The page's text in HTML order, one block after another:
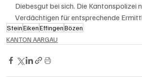
Diebesgut bei sich. Die Kantonspolizei
Verdächtigen für entsprechende
Stein Eiken Effingen Bözen
KANTON AARGAU